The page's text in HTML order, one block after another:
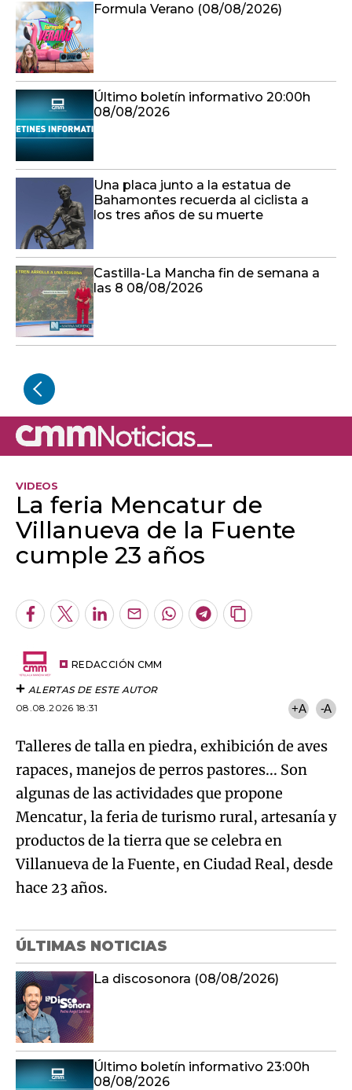
Formula Verano (08/08/2026)
Último boletín informativo 20:00h
08/08/2026
Una placa junto a la estatua de
Bahamontes recuerda al ciclista a
los tres años de su muerte
Castilla-La Mancha fin de semana a
las 8 08/08/2026
VIDEOS
La feria Mencatur de
Villanueva de la Fuente
cumple 23 años
Algo salió mal.
An error occurred, please try again later.
Facebook
TwitterLinkedInEnviarWhatsapp
Telegram
Copiar
REDACCIÓN CMM
ALERTAS DE ESTE AUTOR
08.08.2026 18:31
+A -A
Talleres de talla en piedra, exhibición de aves
rapaces, manejos de perros pastores... Son
algunas de las actividades que propone
Mencatur, la feria de turismo rural, artesanía y
productos de la tierra que se celebra en
Villanueva de la Fuente, en Ciudad Real, desde
hace 23 años.
ÚLTIMAS NOTICIAS
La discosonora (08/08/2026)
Último boletín informativo 23:00h
08/08/2026